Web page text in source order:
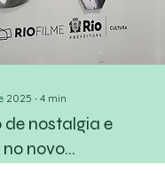
2025 ∙ 4 min
de nostalgia e
novo